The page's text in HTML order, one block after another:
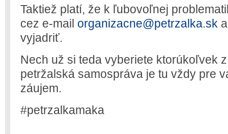
Taktiež platí, že k ľubovoľnej
cez e-mail organizacne@petrzalka.sk
vyjadriť.
Nech už si teda vyberiete ktorúkoľvek
petržalská samospráva je tu vždy pre
záujem.
#petrzalkamaka